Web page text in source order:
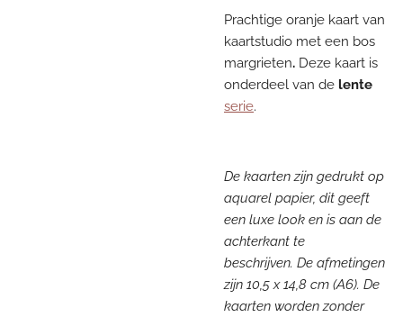
Prachtige oranje kaart van
kaartstudio met een bos
margrieten. Deze kaart is
onderdeel van de lente
serie.
De kaarten zijn gedrukt op
aquarel papier, dit geeft
een luxe look en is aan de
achterkant te
beschrijven. De afmetingen
zijn 10,5 x 14,8 cm (A6). De
kaarten worden zonder